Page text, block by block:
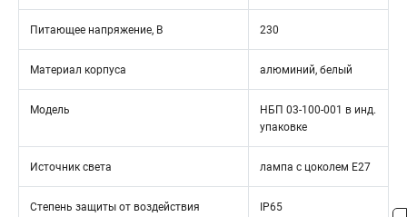
Питающее напряжение, В 230
Материал корпуса алюминий, белый
Модель
НБП 03-100-001 в инд.
упаковке
Источник света лампа с цоколем Е27
Степень защиты от воздействия
IP65